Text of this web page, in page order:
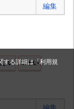
編集
しい エモい
する詳細は「利用規